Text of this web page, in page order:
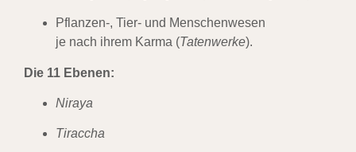
Pflanzen-, Tier- und Menschenwesen
je nach ihrem Karma (Tatenwerke).
Die 11 Ebenen:
Niraya
Tiraccha